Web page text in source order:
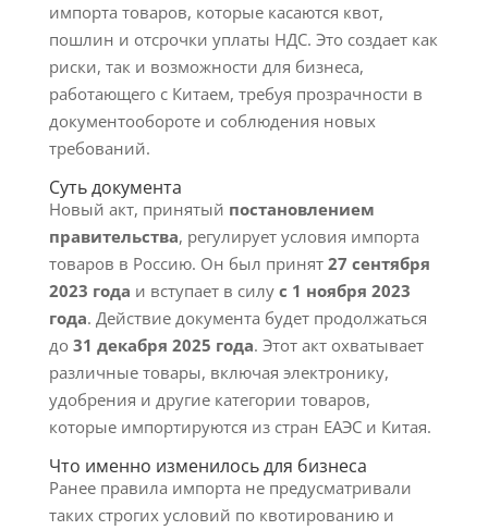
импорта товаров, которые касаются квот,
пошлин и отсрочки уплаты НДС. Это создает как
риски, так и возможности для бизнеса,
работающего с Китаем, требуя прозрачности в
документообороте и соблюдения новых
требований.
Суть документа
Новый акт, принятый постановлением
правительства, регулирует условия импорта
товаров в Россию. Он был принят 27 сентября
2023 года и вступает в силу с 1 ноября 2023
года. Действие документа будет продолжаться
до 31 декабря 2025 года. Этот акт охватывает
различные товары, включая электронику,
удобрения и другие категории товаров,
которые импортируются из стран ЕАЭС и Китая.
Что именно изменилось для бизнеса
Ранее правила импорта не предусматривали
таких строгих условий по квотированию и